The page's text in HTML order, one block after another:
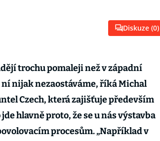
Diskuze (0)
trochu pomaleji než v západní
nijak nezaostáváme, říká Michal
Czech, která zajišťuje především
hlavně proto, že se u nás výstavba
procesům. „Například v